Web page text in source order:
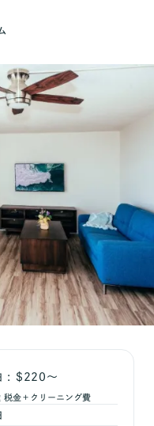
: $220～
税金＋クリーニング費